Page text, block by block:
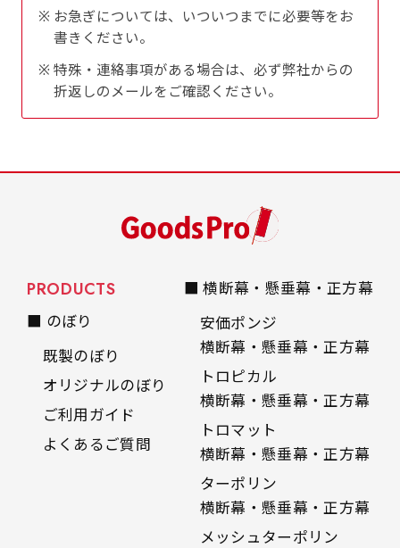
お急ぎについては、いついつまでに必要等をお
書きください。
特殊・連絡事項がある場合は、必ず弊社からの
折返しのメールをご確認ください。
PRODUCTS
■ のぼり
既製のぼり
オリジナルのぼり
ご利用ガイド
よくあるご質問
■ 横断幕・懸垂幕・正方幕
安価ポンジ
横断幕・懸垂幕・正方幕
トロピカル
横断幕・懸垂幕・正方幕
トロマット
横断幕・懸垂幕・正方幕
ターポリン
横断幕・懸垂幕・正方幕
メッシュターポリン